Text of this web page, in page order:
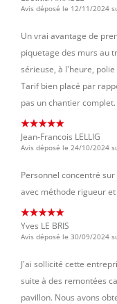
Avis déposé le 12/11/2024
Un vrai avantage de
piquetage des murs au
sérieuse, à l'heure,
Tarif bien placé par
pas un chantier complet.
Jean-Francois LELLIG
Avis déposé le 24/10/2024
Personnel concentré
avec méthode rigueur
Yves LE BRIS
Avis déposé le 30/09/2024
J'ai sollicité cette
suite à des remontées
pavillon. Nous avons